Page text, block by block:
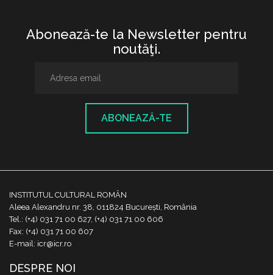
Abonează-te la Newsletter pentru
noutăţi.
ABONEAZĂ-TE
INSTITUTUL CULTURAL ROMÂN
Aleea Alexandru nr. 38, 011824 București, România
Tel.: (+4) 031 71 00 627, (+4) 031 71 00 606
Fax: (+4) 031 71 00 607
E-mail: icr@icr.ro
DESPRE NOI